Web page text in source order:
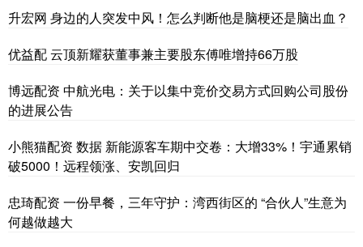
升宏网 身边的人突发中风！怎么判断他是脑梗还是脑出血？
优益配 云顶新耀获董事兼主要股东傅唯增持66万股
博远配资 中航光电：关于以集中竞价交易方式回购公司股份
的进展公告
小熊猫配资 数据 新能源客车期中交卷：大增33%！宇通累销
破5000！远程领涨、安凯回归
忠琦配资 一份早餐，三年守护：湾西街区的 “合伙人”生意为
何越做越大